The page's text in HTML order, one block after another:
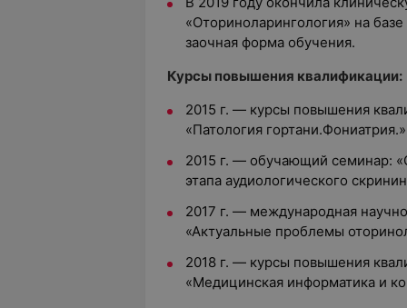
«Оториноларингология» на
заочная форма обучения.
Курсы повышения квалификации:
2015 г. — курсы повышения
«Патология гортани.Фониатрия.»
2015 г. — обучающий семинар:
этапа аудиологического
2017 г. — международная
«Актуальные проблемы
2018 г. — курсы повышения
«Медицинская информатика и